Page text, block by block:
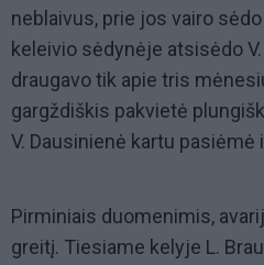
neblaivus, prie jos vairo
keleivio sėdynėje atsisėdo
draugavo tik apie tris
gargždiškis pakvietė
V. Dausinienė kartu pasiėmė
Pirminiais duomenimis,
greitį. Tiesiame kelyje L.